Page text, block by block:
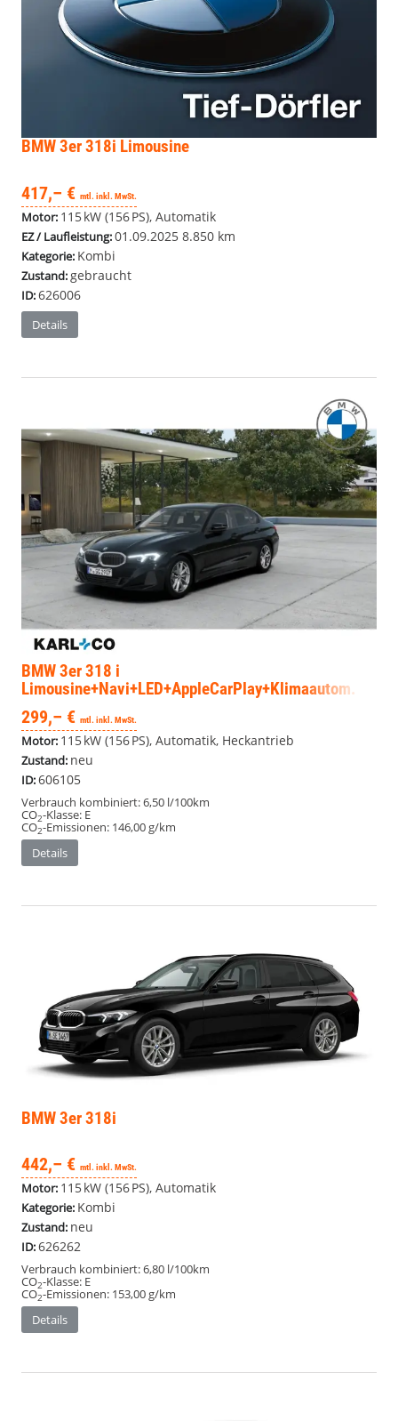
BMW 3er318i Limousine
417,– € mtl. inkl. MwSt.
Motor: 115 kW (156 PS), Automatik
EZ / Laufleistung:01.09.2025 8.850 km
Kategorie: Kombi
Zustand: gebraucht
ID:626006
Details
BMW 3er318 i
Limousine+Navi+LED+AppleCarPlay+Klimaautom.
299,– € mtl. inkl. MwSt.
Motor: 115 kW (156 PS), Automatik, Heckantrieb
Zustand: neu
ID:606105
Verbrauch kombiniert:6,50 l/100km
CO2-Klasse: E
CO2-Emissionen: 146,00 g/km
Details
BMW 3er318i
442,– € mtl. inkl. MwSt.
Motor: 115 kW (156 PS), Automatik
Kategorie: Kombi
Zustand: neu
ID:626262
Verbrauch kombiniert:6,80 l/100km
CO2-Klasse: E
CO2-Emissionen: 153,00 g/km
Details